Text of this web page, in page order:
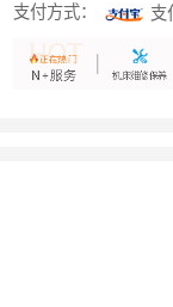
支付方式： 支